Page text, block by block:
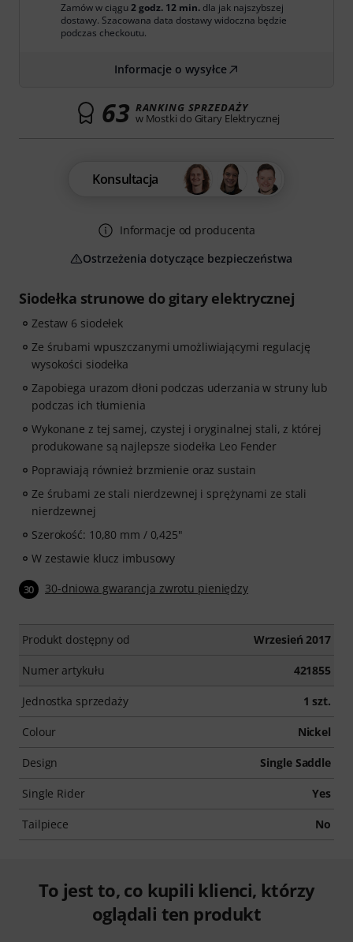
Siodełka strunowe do gitary elektrycznej
Zestaw 6 siodełek
Ze śrubami wpuszczanymi umożliwiającymi regulację
wysokości siodełka
Zapobiega urazom dłoni podczas uderzania w struny lub
podczas ich tłumienia
Wykonane z tej samej, czystej i oryginalnej stali, z której
produkowane są najlepsze siodełka Leo Fender
Poprawiają również brzmienie oraz sustain
Ze śrubami ze stali nierdzewnej i sprężynami ze stali
nierdzewnej
Szerokość: 10,80 mm / 0,425"
W zestawie klucz imbusowy
30 30-dniowa gwarancja zwrotu pieniędzy
Produkt dostępny od Wrzesień 2017
Numer artykułu 421855
Jednostka sprzedaży 1 szt.
Colour Nickel
Design Single Saddle
Single Rider Yes
Tailpiece No
Zamów w ciągu2 godz. 12 min. dla jak najszybszej
dostawy. Szacowana data dostawy widoczna będzie
podczas checkoutu.
Informacje o wysyłce
63 RANKING SPRZEDAŻY
w Mostki do Gitary Elektrycznej
Konsultacja
Informacje od producenta
Ostrzeżenia dotyczące bezpieczeństwa
To jest to, co kupili klienci, którzy
oglądali ten produkt